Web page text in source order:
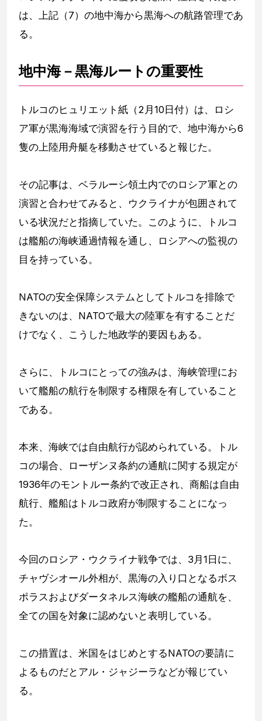
は、上記（7）の地中海から黒海への航路管理であ
る。
地中海－黒海ルートの重要性
トルコのヒュリエット紙（2月10日付）は、ロシ
ア軍が黒海海域で演習を行う目的で、地中海から6
隻の上陸用舟艇を移動させていると報じた。
その記事は、ベラルーシ領土内でのロシア軍との
演習と合わせてみると、ウクライナが包囲されて
いる状況だと指摘していた。このように、トルコ
は艦船の海峡通過情報を通し、ロシアへの監視の
目を持っている。
NATOの安全保障システムとしてトルコを排除で
きないのは、NATOで最大の陸軍を有することだ
けでなく、こうした地政学的要因もある。
さらに、トルコにとっての強みは、海峡管理にお
いて艦船の航行を制限する権限を有していること
である。
本来、海峡では自由航行が認められている。トル
コの場合、ローザンヌ条約の通航に関する規定が
1936年のモントルー条約で改正され、商船は自由
航行、艦船はトルコ政府が制限することになっ
た。
今回のロシア・ウクライナ戦争では、3月1日に、
チャヴシオール外相が、黒海の入り口となるボス
ポラスおよびダータネルス海峡の艦船の通航を、
全ての国を対象に認めないと表明している。
この措置は、米国をはじめとするNATOの要請に
よるものだとアル・ジャジーラなどが報じてい
る。